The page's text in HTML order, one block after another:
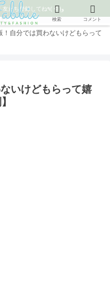
LINEの公式アカウント開設！友だち登録してね٩( ᐛ )و
！自分では買わないけどもらって
いけどもらって嬉
検索 コメント